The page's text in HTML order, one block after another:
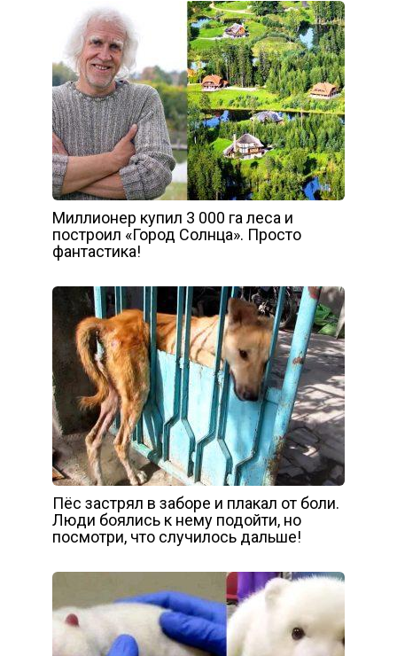
Миллионер купил 3 000 га леса и
построил «Город Солнца». Просто
фантастика!
Пёс застрял в заборе и плакал от боли.
Люди боялись к нему подойти, но
посмотри, что случилось дальше!